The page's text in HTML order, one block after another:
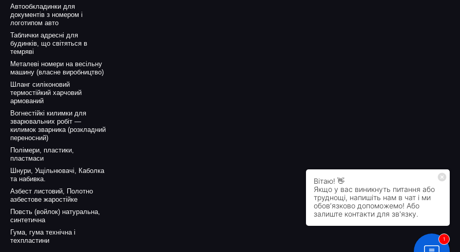
Автообкладинки для
документів з номером і
логотипом авто
Таблички адресні для
будинків, що світяться в
темряві
Металеві номери на весільну
машину (власне виробництво)
Шланг силіконовий
термостійкий харчовий
армований
Вогнестійкі килимки для
зварювальних робіт —
килимок зварника (розкладний
переносний)
Полімери, пластики,
пластмаси
Шнури, Ущільнювачі, Каболка
та набивка.
Азбест листовий, Полотно
азбестове жаростійке
Повсть (войлок) натуральна,
синтетична
Гума, гума технічна і
техпластини